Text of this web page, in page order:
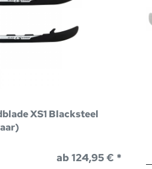
XS1 Blacksteel
ab 124,95 € *